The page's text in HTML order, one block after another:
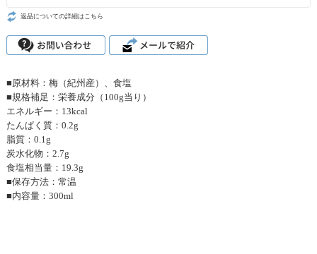
返品についての詳細はこちら
■原材料：梅（紀州産）、食塩
■規格補足：栄養成分（100g当り）
エネルギー：13kcal
たんぱく質：0.2g
脂質：0.1g
炭水化物：2.7g
食塩相当量：19.3g
■保存方法：常温
■内容量：300ml